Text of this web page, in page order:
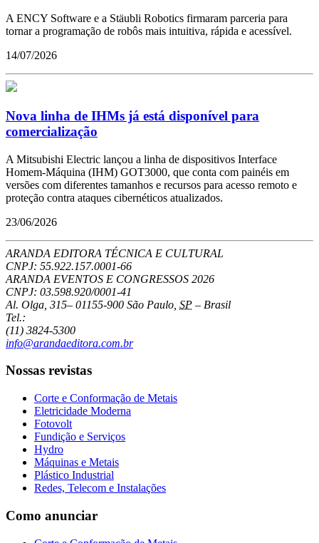
A ENCY Software e a Stäubli Robotics firmaram parceria para
tornar a programação de robôs mais intuitiva, rápida e acessível.
14/07/2026
Nova linha de IHMs já está disponível para
comercialização
A Mitsubishi Electric lançou a linha de dispositivos Interface
Homem-Máquina (IHM) GOT3000, que conta com painéis em
versões com diferentes tamanhos e recursos para acesso remoto e
proteção contra ataques cibernéticos atualizados.
23/06/2026
ARANDA EDITORA TÉCNICA E CULTURAL
CNPJ: 55.922.157.0001-66
ARANDA EVENTOS E CONGRESSOS 2026
CNPJ: 03.598.920/0001-41
Al. Olga, 315– 01155-900 São Paulo SP – Brasil
Tel.:
(11) 3824-5300
info@arandaeditora.com.br
Nossas revistas
Corte e Conformação de Metais
Eletricidade Moderna
Fotovolt
Fundição e Serviços
Hydro
Máquinas e Metais
Plástico Industrial
Redes, Telecom e Instalações
Como anunciar